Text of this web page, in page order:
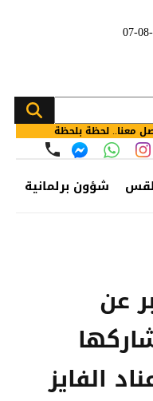
معنا.. لحظة بلحظة
شؤون برلمانية
عن
الفايز